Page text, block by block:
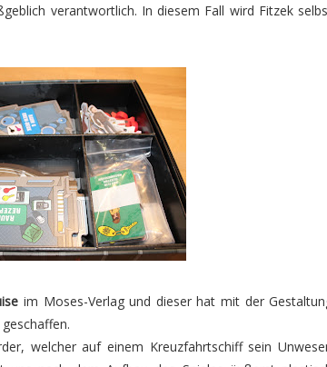
verantwortlich. In diesem Fall wird Fitzek
im Moses-Verlag und dieser hat mit der
welcher auf einem Kreuzfahrtschiff sein